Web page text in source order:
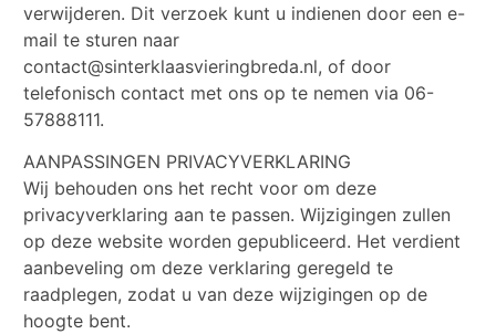
verwijderen. Dit verzoek kunt u indienen door een e-
mail te sturen naar
contact@sinterklaasvieringbreda.nl, of door
telefonisch contact met ons op te nemen via 06-
57888111.
AANPASSINGEN PRIVACYVERKLARING
Wij behouden ons het recht voor om deze
privacyverklaring aan te passen. Wijzigingen zullen
op deze website worden gepubliceerd. Het verdient
aanbeveling om deze verklaring geregeld te
raadplegen, zodat u van deze wijzigingen op de
hoogte bent.